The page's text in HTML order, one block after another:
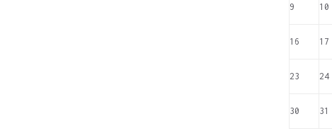
9 10
16 17
23 24
30 31